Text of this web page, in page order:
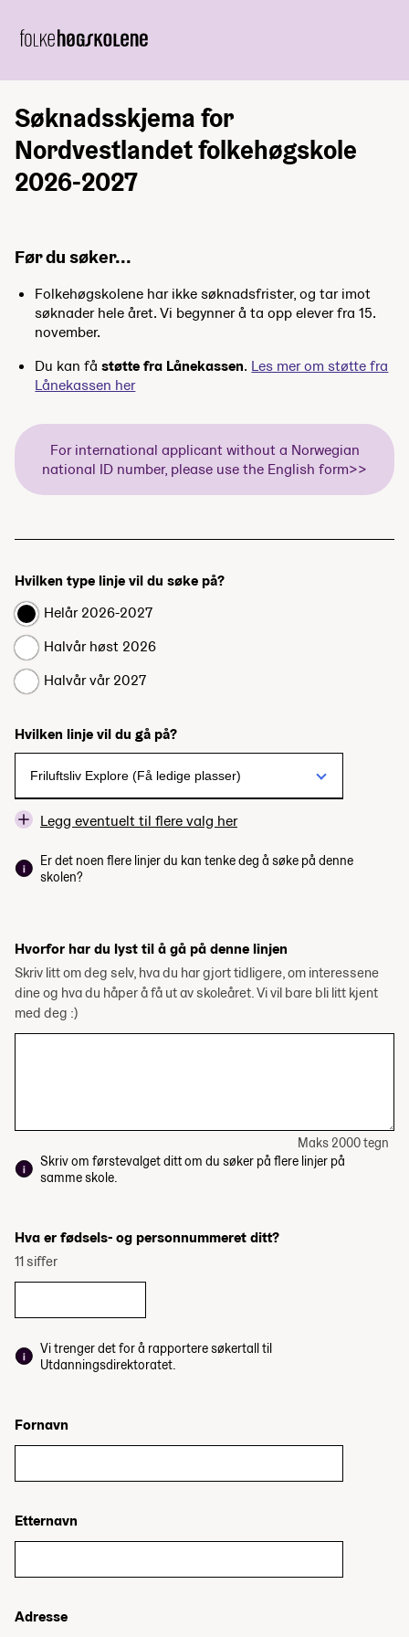
Søknadsskjema for
Nordvestlandet folkehøgskole
2026-2027
Før du søker...
Folkehøgskolene har ikke søknadsfrister, og tar imot
søknader hele året. Vi begynner å ta opp elever fra 15.
november.
Du kan fåstøtte fra Lånekassen. Les mer om støtte fra
Lånekassen her
For international applicant without a Norwegian
national ID number, please use the English form>>
Hvilken type linje vil du søke på?
Helår 2026-2027
Halvår høst 2026
Halvår vår 2027
Hvilken linje vil du gå på?
Legg eventuelt til flere valg her
Er det noen flere linjer du kan tenke deg å søke på denne
skolen?
Hvorfor har du lyst til å gå på denne linjen
Skriv litt om deg selv, hva du har gjort tidligere, om interessene
dine og hva du håper å få ut av skoleåret. Vi vil bare bli litt kjent
med deg :)
Maks 2000 tegn
Skriv om førstevalget ditt om du søker på flere linjer på
samme skole.
Hva er fødsels- og personnummeret ditt?
11 siffer
Vi trenger det for å rapportere søkertall til
Utdanningsdirektoratet.
Fornavn
Etternavn
Adresse